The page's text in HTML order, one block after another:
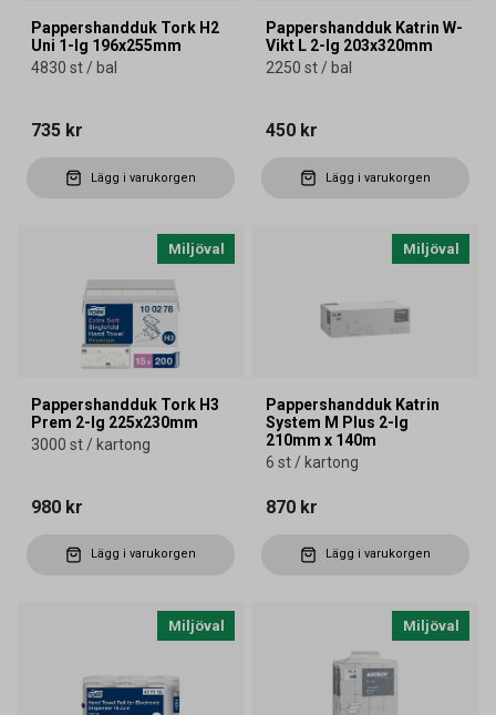
Pappershandduk Tork H2
Uni 1-lg 196x255mm
4830 st / bal
735 kr
Lägg i varukorgen
Pappershandduk Katrin W-
Vikt L 2-lg 203x320mm
2250 st / bal
450 kr
Lägg i varukorgen
Miljöval
Pappershandduk Tork H3
Prem 2-lg 225x230mm
3000 st / kartong
980 kr
Lägg i varukorgen
Miljöval
Pappershandduk Katrin
System M Plus 2-lg
210mm x 140m
6 st / kartong
870 kr
Lägg i varukorgen
Miljöval Miljöval